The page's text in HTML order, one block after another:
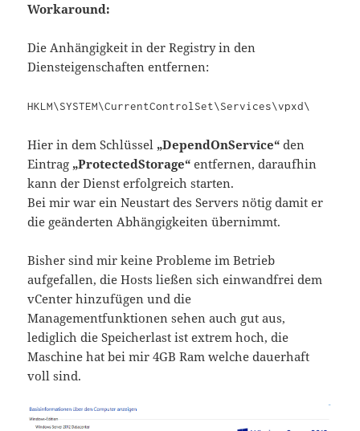
Workaround:
Die Anhängigkeit in der Registry in den
Diensteigenschaften entfernen:
HKLM\SYSTEM\CurrentControlSet\Services\vpxd\
Hier in dem Schlüssel „DependOnService“ den
Eintrag „ProtectedStorage“ entfernen, daraufhin
kann der Dienst erfolgreich starten.
Bei mir war ein Neustart des Servers nötig damit er
die geänderten Abhängigkeiten übernimmt.
Bisher sind mir keine Probleme im Betrieb
aufgefallen, die Hosts ließen sich einwandfrei dem
vCenter hinzufügen und die
Managementfunktionen sehen auch gut aus,
lediglich die Speicherlast ist extrem hoch, die
Maschine hat bei mir 4GB Ram welche dauerhaft
voll sind.